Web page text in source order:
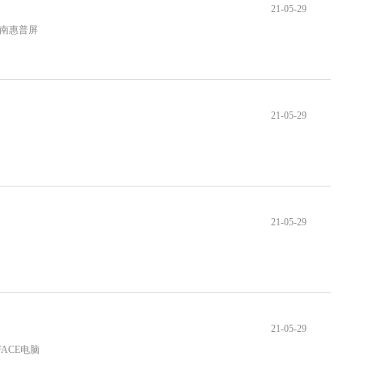
21-05-29
惠普屏
21-05-29
21-05-29
21-05-29
电脑